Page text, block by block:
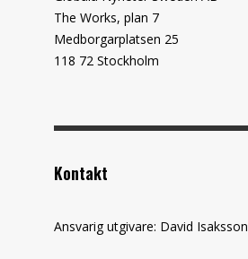
The Works, plan 7
Medborgarplatsen 25
118 72 Stockholm
Kontakt
Ansvarig utgivare: David Isaksson